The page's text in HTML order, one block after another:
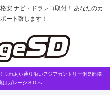
安 ナビ・ドラレコ取付！ あなたのカ
ート致します！
ふれあい通り沿いアジアカントリー俱楽部隣
はガレージＳＤへ